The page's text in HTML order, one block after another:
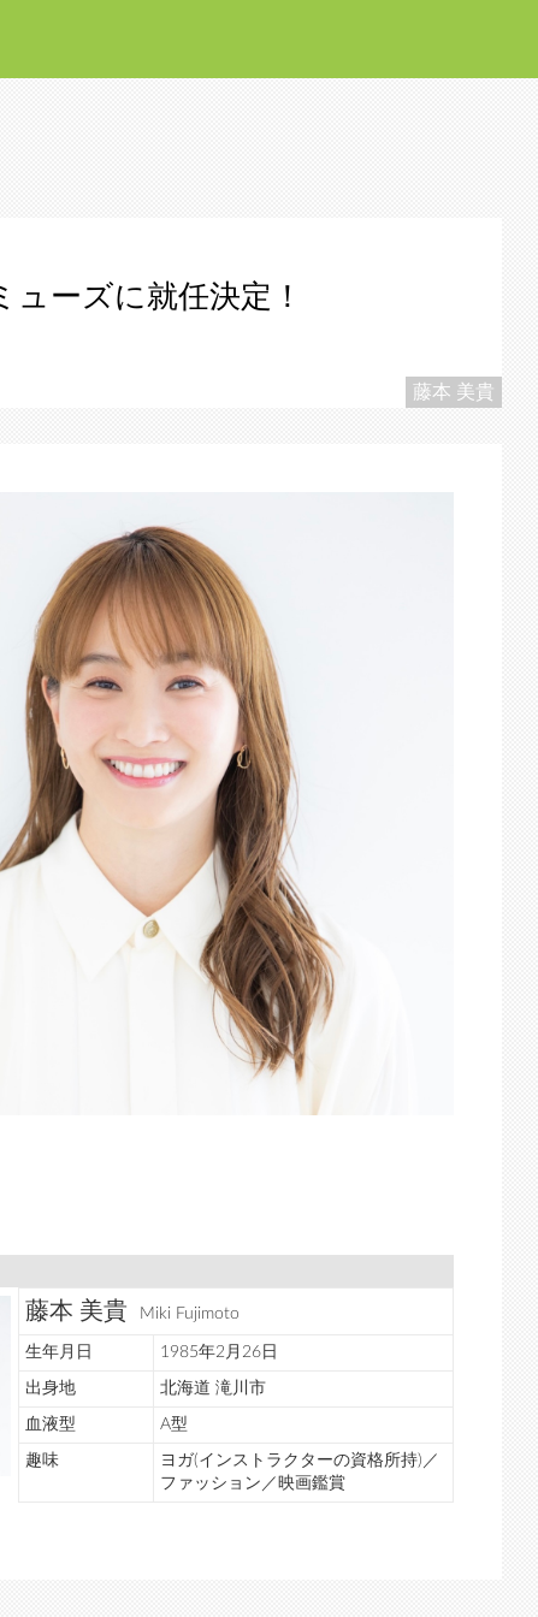
ーズに就任決定！
藤本 美貴
藤本 美貴 Miki Fujimoto
生年月日 1985年2月26日
出身地 北海道 滝川市
血液型 A型
趣味
ヨガ(インストラクターの資格所持)／
ファッション／映画鑑賞